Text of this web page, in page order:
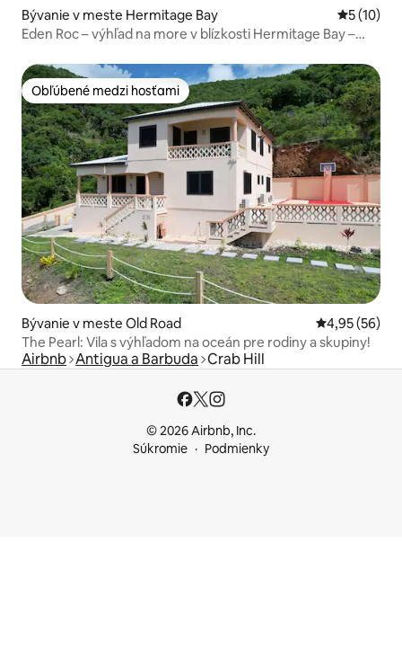
Bývanie v meste Hermitage Bay
5 (10)
Eden Roc – výhľad na more v blízkosti Hermitage Bay –
Obľúbené medzi hosťami
Obľúbené medzi hosťami
Bývanie v meste Old Road Priemerné
4,95 (56)
The Pearl: Vila s výhľadom na oceán pre rodiny a skupiny!
Airbnb Antigua a Barbuda Crab Hill
© 2026 Airbnb, Inc.
Súkromie
Podmienky